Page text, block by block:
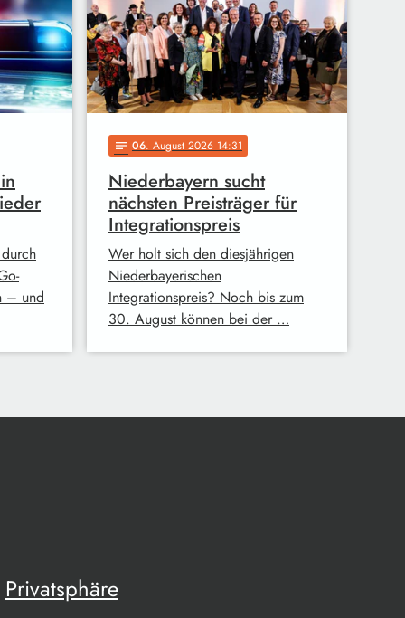
– und
notes 06. August 2026 14:31
Niederbayern sucht
nächsten Preisträger für
Integrationspreis
Wer holt sich den diesjährigen
Niederbayerischen
Integrationspreis? Noch bis zum
30. August können bei der …
Privatsphäre